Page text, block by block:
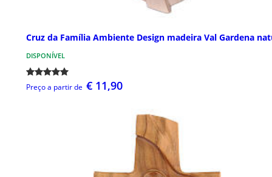
Cruz da Família Ambiente Design madeira Val Gardena
DISPONÍVEL
Preço a partir de € 11,90